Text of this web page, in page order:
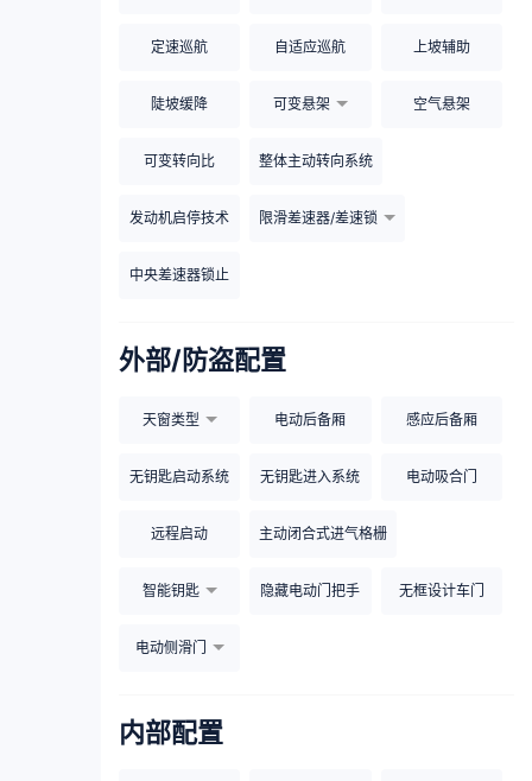
定速巡航 自适应巡航 上坡辅助
陡坡缓降 可变悬架 空气悬架
可变转向比 整体主动转向系统
发动机启停技术 限滑差速器/差速锁
中央差速器锁止
外部/防盗配置
天窗类型 电动后备厢 感应后备厢
无钥匙启动系统 无钥匙进入系统 电动吸合门
远程启动 主动闭合式进气格栅
智能钥匙 隐藏电动门把手 无框设计车门
电动侧滑门
内部配置